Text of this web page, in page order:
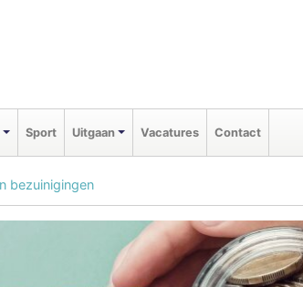
Sport Uitgaan Vacatures Contact
bezuinigingen